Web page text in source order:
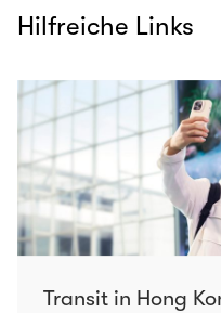
Hilfreiche Links
Transit in Hong